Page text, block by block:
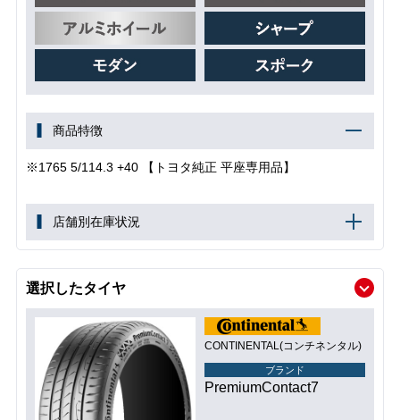
商品特徴
※1765 5/114.3 +40 【トヨタ純正 平座専用品】
店舗別在庫状況
選択したタイヤ
CONTINENTAL(コンチネンタル)
ブランド
PremiumContact7